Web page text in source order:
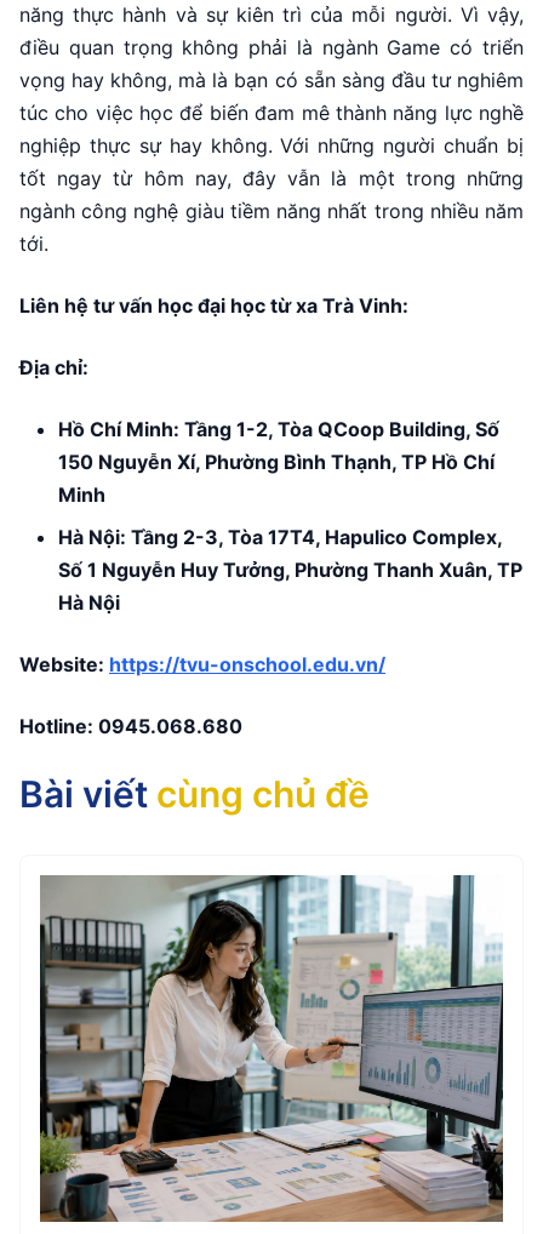
năng thực hành và sự kiên trì của mỗi người. Vì vậy,
điều quan trọng không phải là ngành Game có triển
vọng hay không, mà là bạn có sẵn sàng đầu tư nghiêm
túc cho việc học để biến đam mê thành năng lực nghề
nghiệp thực sự hay không. Với những người chuẩn bị
tốt ngay từ hôm nay, đây vẫn là một trong những
ngành công nghệ giàu tiềm năng nhất trong nhiều năm
tới.
Liên hệ tư vấn học đại học từ xa Trà Vinh:
Địa chỉ:
Hồ Chí Minh: Tầng 1-2, Tòa QCoop Building, Số
150 Nguyễn Xí, Phường Bình Thạnh, TP Hồ Chí
Minh
Hà Nội: Tầng 2-3, Tòa 17T4, Hapulico Complex,
Số 1 Nguyễn Huy Tưởng, Phường Thanh Xuân, TP
Hà Nội
Website: https://tvu-onschool.edu.vn/
Hotline: 0945.068.680
Bài viết cùng chủ đề